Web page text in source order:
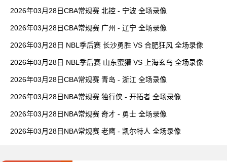
2026年03月28日CBA常规赛 北控 - 宁波 全场录像
2026年03月28日CBA常规赛 广州 - 辽宁 全场录像
2026年03月28日 NBL季后赛 长沙勇胜 VS 合肥狂风 全场录像
2026年03月28日 NBL季后赛 山东蜜獾 VS 上海玄鸟 全场录像
2026年03月28日CBA常规赛 青岛 - 浙江 全场录像
2026年03月28日NBA常规赛 独行侠 - 开拓者 全场录像
2026年03月28日NBA常规赛 奇才 - 勇士 全场录像
2026年03月28日NBA常规赛 老鹰 - 凯尔特人 全场录像